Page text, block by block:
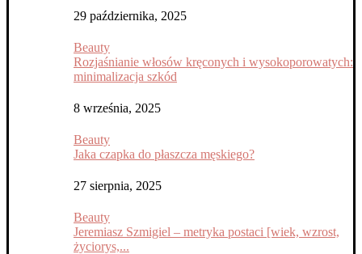
29 października, 2025
Beauty
Rozjaśnianie włosów kręconych i wysokoporowatych:
minimalizacja szkód
8 września, 2025
Beauty
Jaka czapka do płaszcza męskiego?
27 sierpnia, 2025
Beauty
Jeremiasz Szmigiel – metryka postaci [wiek, wzrost,
życiorys,...